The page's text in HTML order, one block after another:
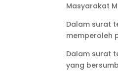
Masyarakat
Dalam surat
memperoleh
Dalam surat
yang